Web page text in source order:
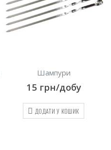
Шампури
15 грн/добу
ДОДАТИ У КОШИК